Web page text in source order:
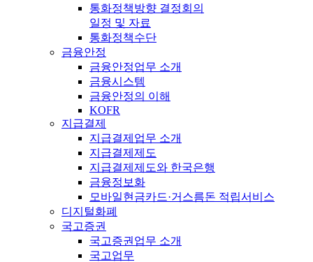
통화정책방향 결정회의
일정 및 자료
통화정책수단
금융안정
금융안정업무 소개
금융시스템
금융안정의 이해
KOFR
지급결제
지급결제업무 소개
지급결제제도
지급결제제도와 한국은행
금융정보화
모바일현금카드·거스름돈 적립서비스
디지털화폐
국고증권
국고증권업무 소개
국고업무